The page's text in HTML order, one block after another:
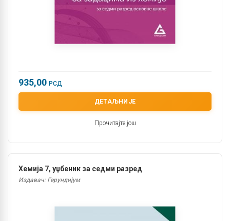
935,00 РСД
ДЕТАЉНИЈЕ
Прочитајте још
Хемија 7, уџбеник за седми разред
Издавач: Герундијум